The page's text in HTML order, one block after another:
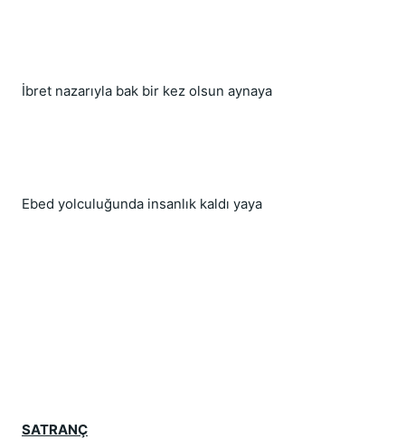
İbret nazarıyla bak bir kez olsun aynaya
Ebed yolculuğunda insanlık kaldı yaya
SATRANÇ